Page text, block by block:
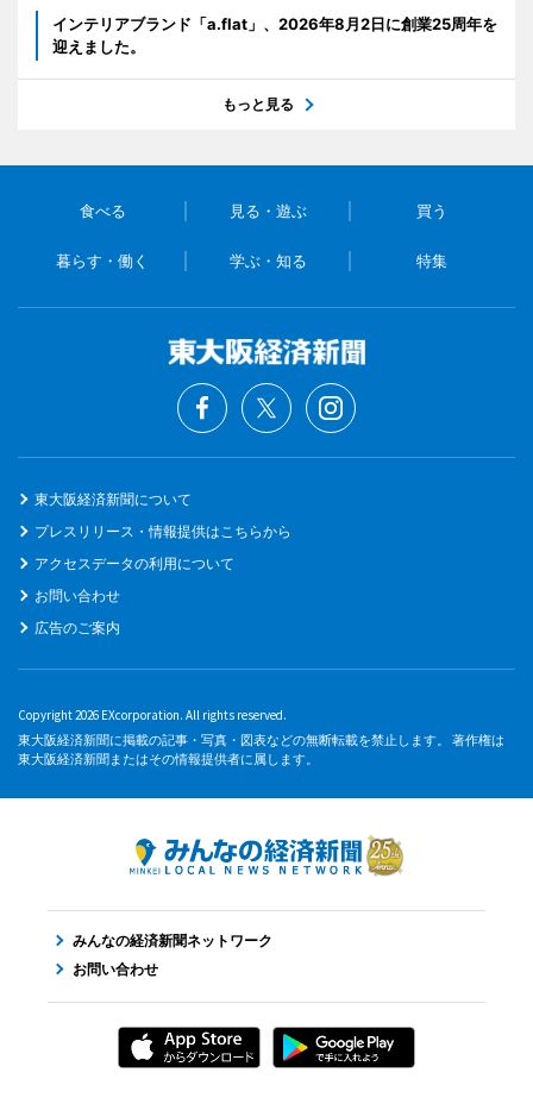
インテリアブランド「a.flat」、2026年8月2日に創業25周年を
迎えました。
もっと見る
食べる 見る・遊ぶ 買う
暮らす・働く 学ぶ・知る 特集
東大阪経済新聞について
プレスリリース・情報提供はこちらから
アクセスデータの利用について
お問い合わせ
広告のご案内
Copyright 2026 EXcorporation. All rights reserved.
東大阪経済新聞に掲載の記事・写真・図表などの無断転載を禁止します。 著作権は
東大阪経済新聞またはその情報提供者に属します。
みんなの経済新聞ネットワーク
お問い合わせ